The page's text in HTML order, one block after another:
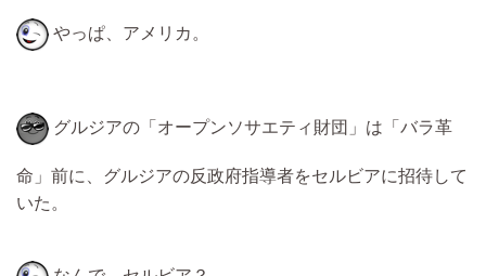
やっぱ、アメリカ。
グルジアの「オープンソサエティ財団」は「バラ革
命」前に、グルジアの反政府指導者をセルビアに招待して
いた。